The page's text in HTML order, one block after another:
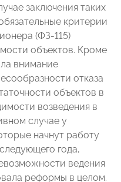
заключения таких
критерии
(ФЗ-115)
объектов. Кроме
внимание
отказа
объектов в
возведения в
случае у
начнут работу
года,
ведения
реформы в целом.